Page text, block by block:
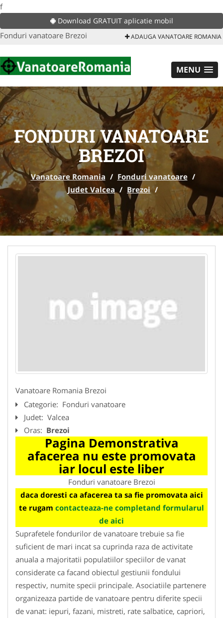
f
Download GRATUIT aplicatie mobil
Fonduri vanatoare Brezoi ADAUGA VANATOARE ROMANIA
MENU
FONDURI VANATOARE
BREZOI
Vanatoare Romania / Fonduri vanatoare /
Judet Valcea / Brezoi /
Vanatoare Romania Brezoi
Categorie: Fonduri vanatoare
Judet: Valcea
Oras: Brezoi
Pagina Demonstrativa
afacerea nu este promovata
iar locul este liber
Fonduri vanatoare Brezoi
daca doresti ca afacerea ta sa fie promovata aici
te rugam contacteaza-ne completand formularul
de aici
Suprafetele fondurilor de vanatoare trebuie sa fie
suficient de mari incat sa cuprinda raza de activitate
anuala a majoritatii populatiilor speciilor de vanat
considerate ca facand obiectul gestiunii fondului
respectiv, numite specii principale. Asociatiile partenere
organizeaza partide de vanatoare pentru diferite specii
de vanat: iepuri, fazani, mistreti, rate salbatice, capriori,